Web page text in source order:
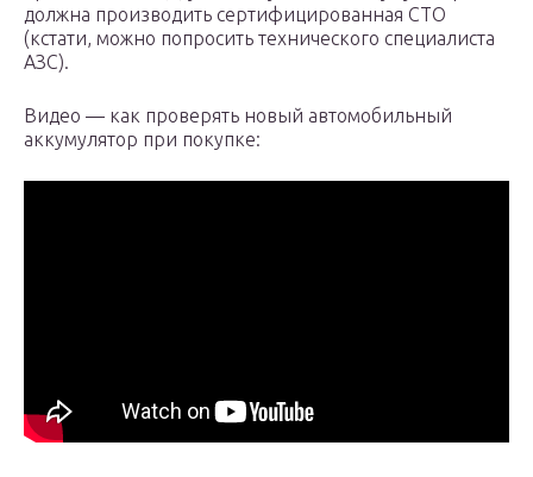
должна производить сертифицированная СТО
(кстати, можно попросить технического специалиста
АЗС).
Видео — как проверять новый автомобильный
аккумулятор при покупке: